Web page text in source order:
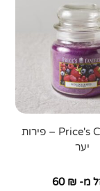
נר Price's Candles – פירות
יער
מ- 60₪